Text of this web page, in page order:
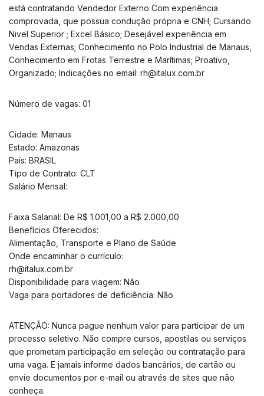
está contratando Vendedor Externo Com experiência
comprovada, que possua condução própria e CNH; Cursando
Nivel Superior ; Excel Básico; Desejável experiência em
Vendas Externas; Conhecimento no Polo Industrial de Manaus,
Conhecimento em Frotas Terrestre e Marítimas; Proativo,
Organizado; Indicações no email: rh@italux.com.br
Número de vagas: 01
Cidade: Manaus
Estado: Amazonas
País: BRASIL
Tipo de Contrato: CLT
Salário Mensal:
Faixa Salarial: De R$ 1.001,00 a R$ 2.000,00
Benefícios Oferecidos:
Alimentação, Transporte e Plano de Saúde
Onde encaminhar o currículo:
rh@italux.com.br
Disponibilidade para viagem: Não
Vaga para portadores de deficiência: Não
ATENÇÃO: Nunca pague nenhum valor para participar de um
processo seletivo. Não compre cursos, apostilas ou serviços
que prometam participação em seleção ou contratação para
uma vaga. E jamais informe dados bancários, de cartão ou
envie documentos por e-mail ou através de sites que não
conheça.